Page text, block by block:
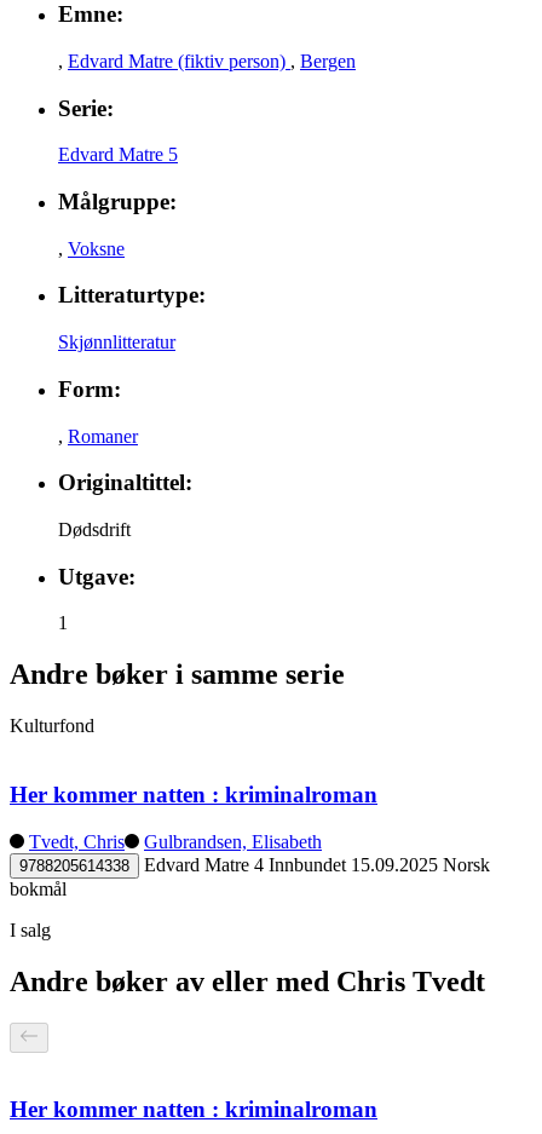
Emne:
, Edvard Matre (fiktiv person) , Bergen
Serie:
Edvard Matre 5
Målgruppe:
, Voksne
Litteraturtype:
Skjønnlitteratur
Form:
, Romaner
Originaltittel:
Dødsdrift
Utgave:
1
Andre bøker i samme serie
Kulturfond
Her kommer natten : kriminalroman
Tvedt, Chris Gulbrandsen, Elisabeth
9788205614338 Edvard Matre 4 Innbundet 15.09.2025 Norsk
bokmål
I salg
Andre bøker av eller med Chris Tvedt
Her kommer natten : kriminalroman